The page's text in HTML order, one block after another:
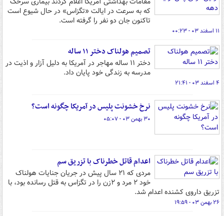
که به سرعت در ایالت «تگزاس» در حال شیوع است
تاکنون جان دو نفر را گرفته است.
۱۱ اسفند ۰۳ - ۰۰:۲۳
تصمیم هولناک دختر ۱۱ ساله
دختر ۱۱ ساله مهاجر در آمریکا به دلیل آزار و اذیت در
مدرسه به زندگی خود پایان داد.
۴ اسفند ۰۳ - ۲۱:۴۱
نرخ خشونت پلیس در آمریکا چگونه است؟
۳۰ بهمن ۰۳ - ۰۵:۰۷
اعدام قاتل خطرناک با تزریق سم
مردی که ۲۱ سال پیش در جریان جنایات هولناک
خود ۲ مرد و ۲زن را در تگزاس به قتل رسانده بود، با
تزریق داروی کشنده اعدام شد.
۲۶ بهمن ۰۳ - ۱۹:۵۹